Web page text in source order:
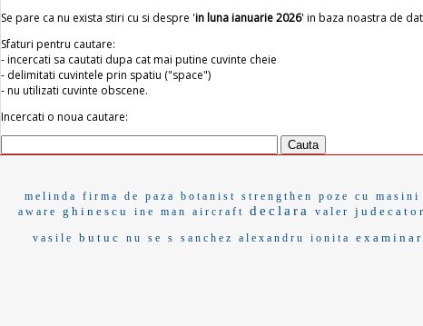
Se pare ca nu exista stiri cu si despre 'in luna ianuarie 2026' in baza noastra de
Sfaturi pentru cautare:
- incercati sa cautati dupa cat mai putine cuvinte cheie
- delimitati cuvintele prin spatiu ("space")
- nu utilizati cuvinte obscene.
Incercati o noua cautare:
melinda firma de paza botanist strengthen poze cu masini
aware
ghinescu ine man aircraft declara valer
vasile butuc nu se s sanchez alexandru ionita